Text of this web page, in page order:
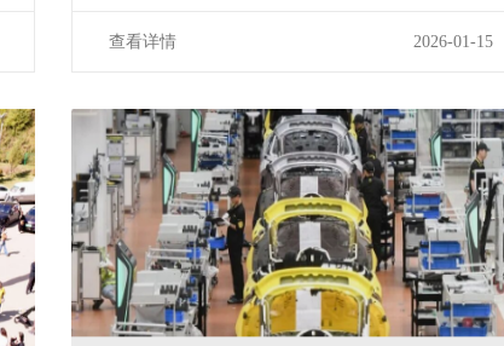
性调整的机遇和挑战。2026年，在现有的品牌格局
查看详情 2026-01-15